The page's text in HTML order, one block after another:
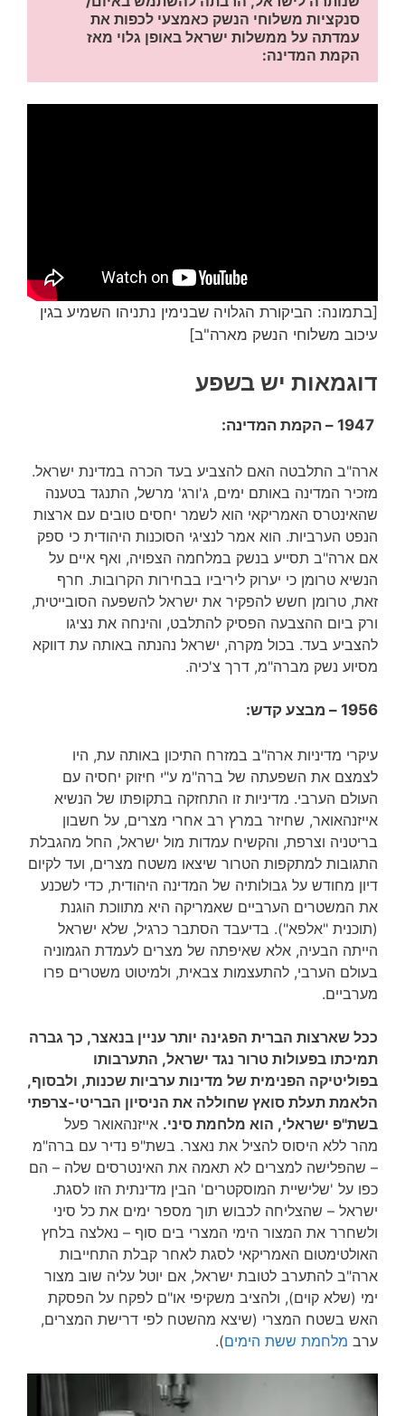
הקמת המדינה:
[בתמונה: הביקורת הגלויה שבנימין נתניהו השמיע בגין
עיכוב משלוחי הנשק מארה"ב]
דוגמאות יש בשפע
ארה"ב התלבטה האם להצביע בעד הכרה במדינת ישראל.
מזכיר המדינה באותם ימים, ג'ורג' מרשל, התנגד בטענה
שהאינטרס האמריקאי הוא לשמר יחסים טובים עם ארצות
הנפט הערביות. הוא אמר לנציגי הסוכנות היהודית כי ספק
אם ארה"ב תסייע בנשק במלחמה הצפויה, ואף איים על
הנשיא טרומן כי יערוק ליריביו בבחירות הקרובות. חרף
זאת, טרומן חשש להפקיר את ישראל להשפעה הסובייטית,
ורק ביום ההצבעה הפסיק להתלבט, והינחה את נציגו
להצביע בעד. בכול מקרה, ישראל נהנתה באותה עת דווקא
מסיוע נשק מברה"מ, דרך צ'כיה.
1956 – מבצע קדש:
עיקרי מדיניות ארה"ב במזרח התיכון באותה עת, היו
לצמצם את השפעתה של ברה"מ ע"י חיזוק יחסיה עם
העולם הערבי. מדיניות זו התחזקה בתקופתו של הנשיא
אייזנהאואר, שחיזר במרץ רב אחרי מצרים, על חשבון
בריטניה וצרפת, והקשיח עמדות מול ישראל, החל מהגבלת
התגובות למתקפות הטרור שיצאו משטח מצרים, ועד לקיום
דיון מחודש על גבולותיה של המדינה היהודית, כדי לשכנע
את המשטרים הערביים שאמריקה היא מתווכת הוגנת
(תוכנית "אלפא"). בדיעבד הסתבר כרגיל, שלא ישראל
הייתה הבעיה, אלא שאיפתה של מצרים לעמדת הגמוניה
בעולם הערבי, להתעצמות צבאית, ולמיטוט משטרים פרו
מערביים.
ככל שארצות הברית הפגינה יותר עניין בנאצר, כך גברה
תמיכתו בפעולות טרור נגד ישראל, התערבותו
בפוליטיקה הפנימית של מדינות ערביות שכנות, ולבסוף,
הלאמת תעלת סואץ שחוללה את הניסיון הבריטי-צרפתי
בשת"פ ישראלי, הוא מלחמת סיני. אייזנהאואר פעל
מהר ללא היסוס להציל את נאצר. בשת"פ נדיר עם ברה"מ
– שהפלישה למצרים לא תאמה את האינטרסים שלה – הם
כפו על 'שלישיית המוסקטרים' הבין מדינתית הזו לסגת.
ישראל – שהצליחה לכבוש תוך מספר ימים את כל סיני
ולשחרר את המצור הימי המצרי בים סוף – נאלצה בלחץ
האולטימטום האמריקאי לסגת לאחר קבלת התחייבות
ארה"ב להתערב לטובת ישראל, אם יוטל עליה שוב מצור
ימי (שלא קוים), ולהציב משקיפי או"ם לפקח על הפסקת
האש בשטח המצרי (שיצא מהשטח לפי דרישת המצרים,
ערב מלחמת ששת הימים).